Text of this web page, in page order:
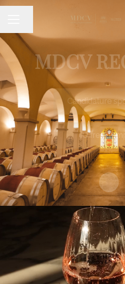
Partager la page
MDCV
Candidature
Offres
Faire